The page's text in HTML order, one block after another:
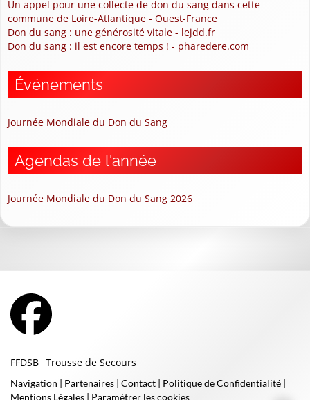
Un appel pour une collecte de don du sang dans cette
commune de Loire-Atlantique - Ouest-France
Don du sang : une générosité vitale - lejdd.fr
Don du sang : il est encore temps ! - pharedere.com
Événements
Journée Mondiale du Don du Sang
Agendas de l'année
Journée Mondiale du Don du Sang 2026
FFDSB Trousse de Secours
Navigation | Partenaires | Contact | Politique de Confidentialité |
Mentions Légales | Paramétrer les cookies